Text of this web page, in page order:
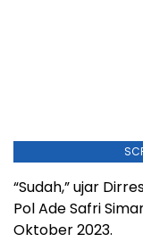
“Sudah,” ujar
Pol Ade Safri
Oktober 2023.